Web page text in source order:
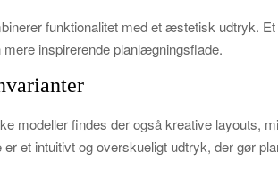
funktionalitet med et æstetisk udtryk.
inspirerende planlægningsflade.
modeller findes der også kreative layouts,
et intuitivt og overskueligt udtryk, der gør